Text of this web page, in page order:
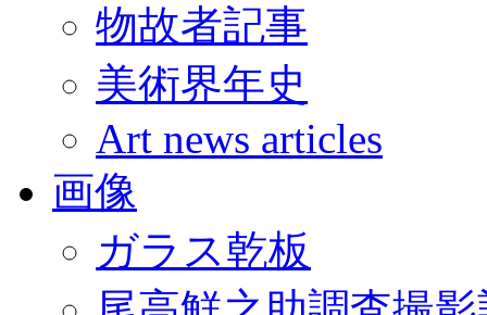
物故者記事
美術界年史
Art news articles
画像
ガラス乾板